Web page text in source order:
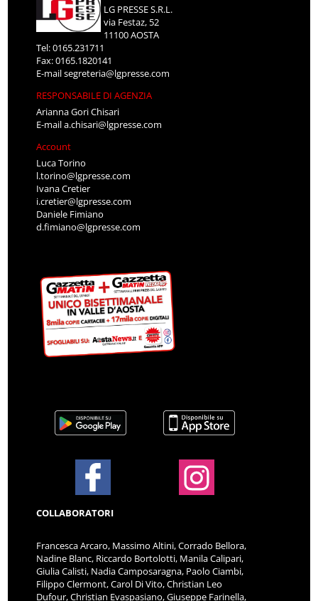
LG PRESSE S.R.L.
via Festaz, 52
11100 AOSTA
Tel: 0165.231711
Fax: 0165.1820141
E-mailsegreteria@lgpresse.com
RESPONSABILE DI AGENZIA
Arianna Gori Chisari
E-maila.chisari@lgpresse.com
Account
Luca Torino
l.torino@lgpresse.com
Ivana Cretier
i.cretier@lgpresse.com
Daniele Fimiano
d.fimiano@lgpresse.com
COLLABORATORI
Francesca Arcaro, Massimo Altini, Corrado Bellora,
Nadine Blanc, Riccardo Bortolotti, Manila Calipari,
Giulia Calisti, Nadia Camposaragna, Paolo Ciambi,
Filippo Clermont, Carol Di Vito, Christian Leo
Dufour, Christian Evaspasiano, Giuseppe Farinella,